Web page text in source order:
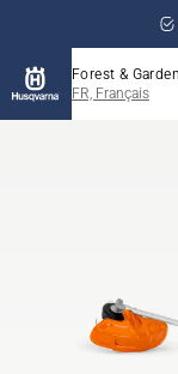
Forest & Garden
FR, Français